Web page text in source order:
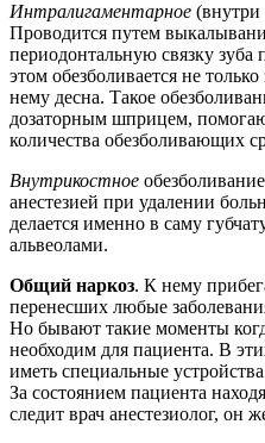
Интралигаментарное (внутри
Проводится путем
периодонтальную связку зуба
этом обезболивается не
нему десна. Такое
дозаторным шприцем,
количества обезболивающих
Внутрикостное
анестезией при удалении
делается именно в саму
альвеолами.
Общий наркоз. К нему
перенесших любые
Но бывают такие моменты
необходим для пациента. В
иметь специальные
За состоянием пациента
следит врач анестезиолог, он